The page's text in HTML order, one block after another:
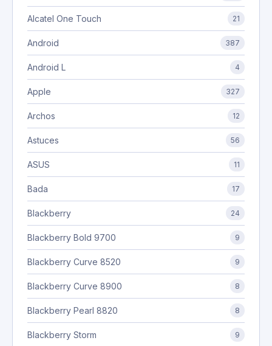
Alcatel One Touch 21
Android 387
Android L 4
Apple 327
Archos 12
Astuces 56
ASUS 11
Bada 17
Blackberry 24
Blackberry Bold 9700 9
Blackberry Curve 8520 9
Blackberry Curve 8900 8
Blackberry Pearl 8820 8
Blackberry Storm 9